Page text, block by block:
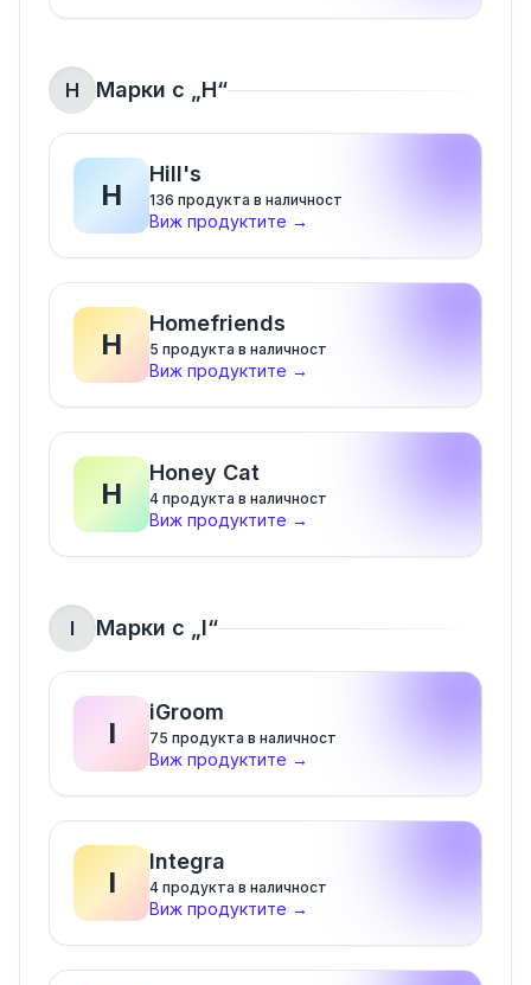
H Марки с „ H“
H
Hill's
136 продукта в наличност
Виж продуктите →
H
Homefriends
5 продукта в наличност
Виж продуктите →
H
Honey Cat
4 продукта в наличност
Виж продуктите →
I Марки с „ I“
I
iGroom
75 продукта в наличност
Виж продуктите →
I
Integra
4 продукта в наличност
Виж продуктите →